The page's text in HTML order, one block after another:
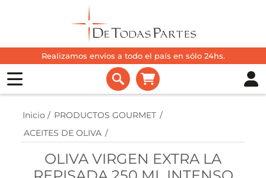
Realizamos envíos a todo el país en sólo 24hs.
Inicio / PRODUCTOS GOURMET /
ACEITES DE OLIVA /
OLIVA VIRGEN EXTRA LA